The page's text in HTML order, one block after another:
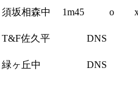
須坂相森中 1m45 o
T&F佐久平 DNS
緑ヶ丘中 DNS